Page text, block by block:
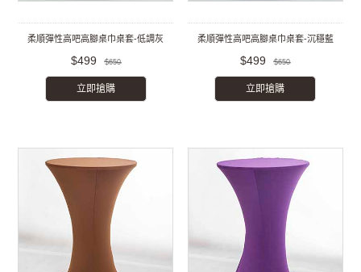
柔順彈性高吧高腳桌巾桌套-低調灰
$499 $650
立即搶購
柔順彈性高吧高腳桌巾桌套-沉穩藍
$499 $650
立即搶購